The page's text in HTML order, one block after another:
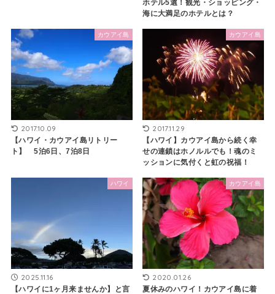
ホテル5選！観光・ショッピング・
海に大満足のホテルとは？
カウアイ島
2017.10.09
【ハワイ・カウアイ島リトリー
ト】 5泊6日、7泊8日
カウアイ島
2017.11.29
【ハワイ】カウアイ島から続く幸
せの連鎖はホノルルでも！魂のミ
ッションに気付くと虹の祝福！
ハワイ
2025.11.16
【ハワイに1ヶ月来ませんか】と言
カウアイ島
2020.01.26
夏休みのハワイ！カウアイ島に着